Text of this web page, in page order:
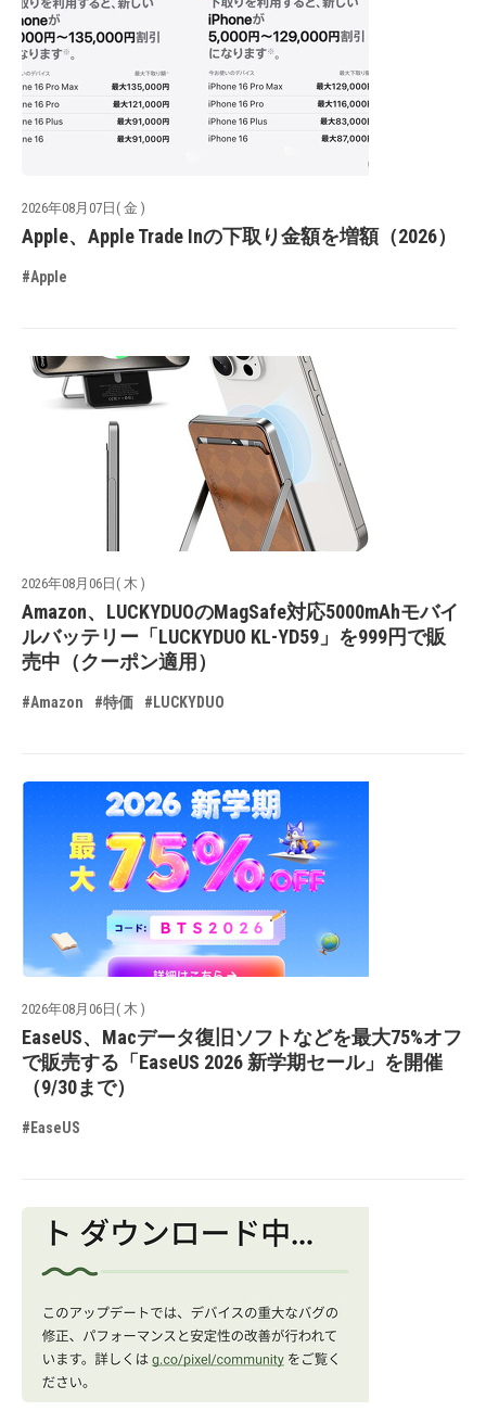
2026年08月07日( 金 )
Apple、Apple Trade Inの下取り金額を増額（2026）
#Apple
2026年08月06日( 木 )
Amazon、LUCKYDUOのMagSafe対応5000mAhモバイ
ルバッテリー「LUCKYDUO KL-YD59」を999円で販
売中（クーポン適用）
#Amazon #特価 #LUCKYDUO
2026年08月06日( 木 )
EaseUS、Macデータ復旧ソフトなどを最大75%オフ
で販売する「EaseUS 2026 新学期セール」を開催
（9/30まで）
#EaseUS